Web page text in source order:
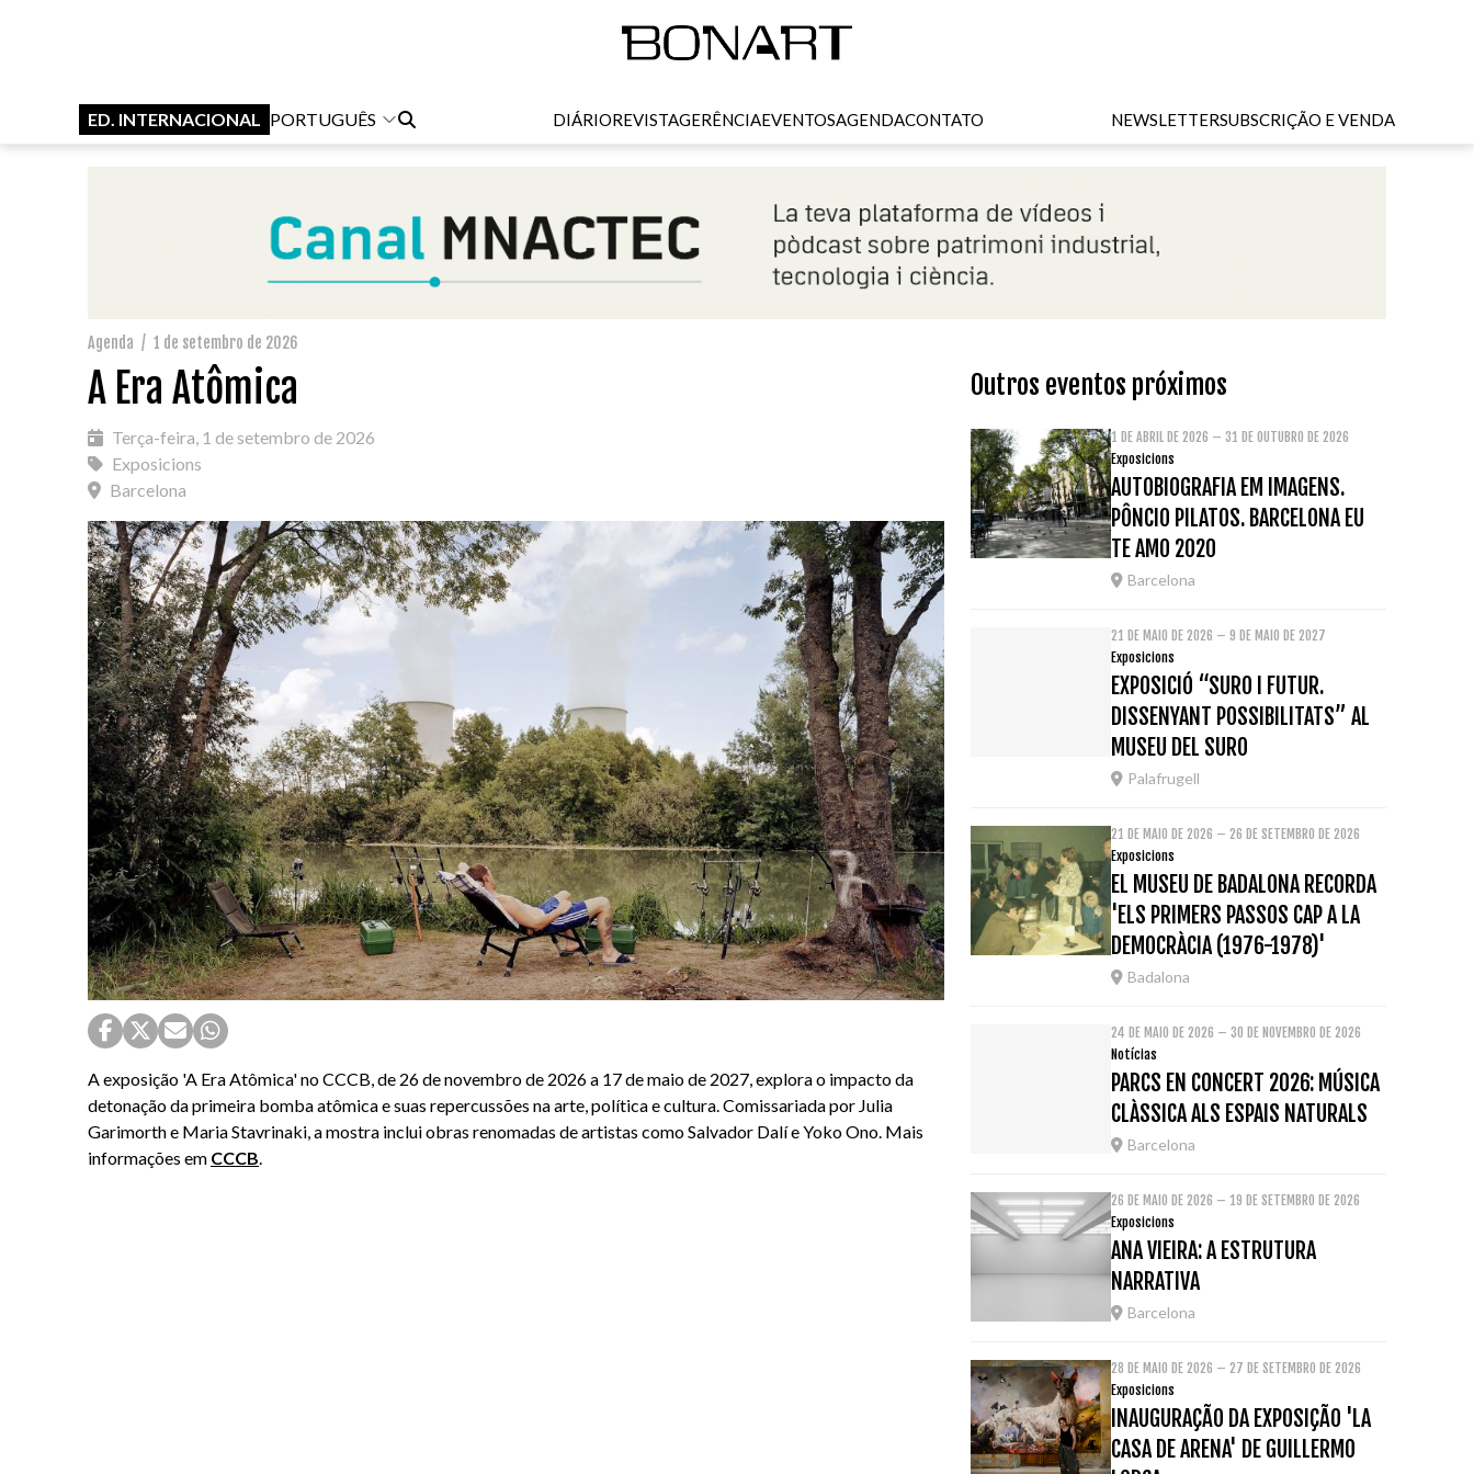
ED. INTERNACIONAL PORTUGUÊS DIÁRIOREVISTAGERÊNCIAEVENTOSAGENDACONTATO NEWSLETTERSUBSCRIÇÃO E VENDA
Agenda / 1 de setembro de 2026
A Era Atômica
Terça-feira, 1 de setembro de 2026
Exposicions
Barcelona
A exposição 'A Era Atômica' no CCCB, de 26 de novembro de 2026 a 17 de maio de 2027, explora o impacto da
detonação da primeira bomba atômica e suas repercussões na arte, política e cultura. Comissariada por Julia
Garimorth e Maria Stavrinaki, a mostra inclui obras renomadas de artistas como Salvador Dalí e Yoko Ono. Mais
informações em CCCB.
Outros eventos próximos
1 DE ABRIL DE 2026 – 31 DE OUTUBRO DE 2026
Exposicions
AUTOBIOGRAFIA EM IMAGENS.
PÔNCIO PILATOS. BARCELONA EU
TE AMO 2020
Barcelona
21 DE MAIO DE 2026 – 9 DE MAIO DE 2027
Exposicions
EXPOSICIÓ “SURO I FUTUR.
DISSENYANT POSSIBILITATS” AL
MUSEU DEL SURO
Palafrugell
21 DE MAIO DE 2026 – 26 DE SETEMBRO DE 2026
Exposicions
EL MUSEU DE BADALONA RECORDA
'ELS PRIMERS PASSOS CAP A LA
DEMOCRÀCIA (1976-1978)'
Badalona
24 DE MAIO DE 2026 – 30 DE NOVEMBRO DE 2026
Notícias
PARCS EN CONCERT 2026: MÚSICA
CLÀSSICA ALS ESPAIS NATURALS
Barcelona
26 DE MAIO DE 2026 – 19 DE SETEMBRO DE 2026
Exposicions
ANA VIEIRA: A ESTRUTURA
NARRATIVA
Barcelona
28 DE MAIO DE 2026 – 27 DE SETEMBRO DE 2026
Exposicions
INAUGURAÇÃO DA EXPOSIÇÃO 'LA
CASA DE ARENA' DE GUILLERMO